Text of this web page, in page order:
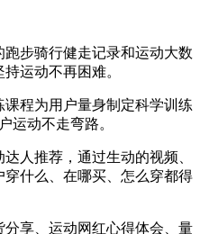
步骑行健走记录和运动大数
运动不再困难。
程为用户量身制定科学训练
运动不走弯路。
人推荐，通过生动的视频、
什么、在哪买、怎么穿都得
享、运动网红心得体会、量